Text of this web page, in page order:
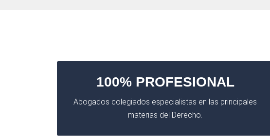
100% PROFESIONAL
Abogados colegiados especialistas en las principales
materias del Derecho.